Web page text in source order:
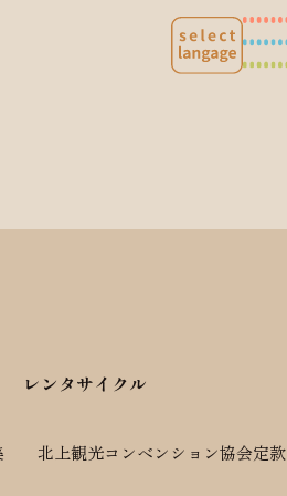
レンタサイクル
北上観光コンベンション協会定款